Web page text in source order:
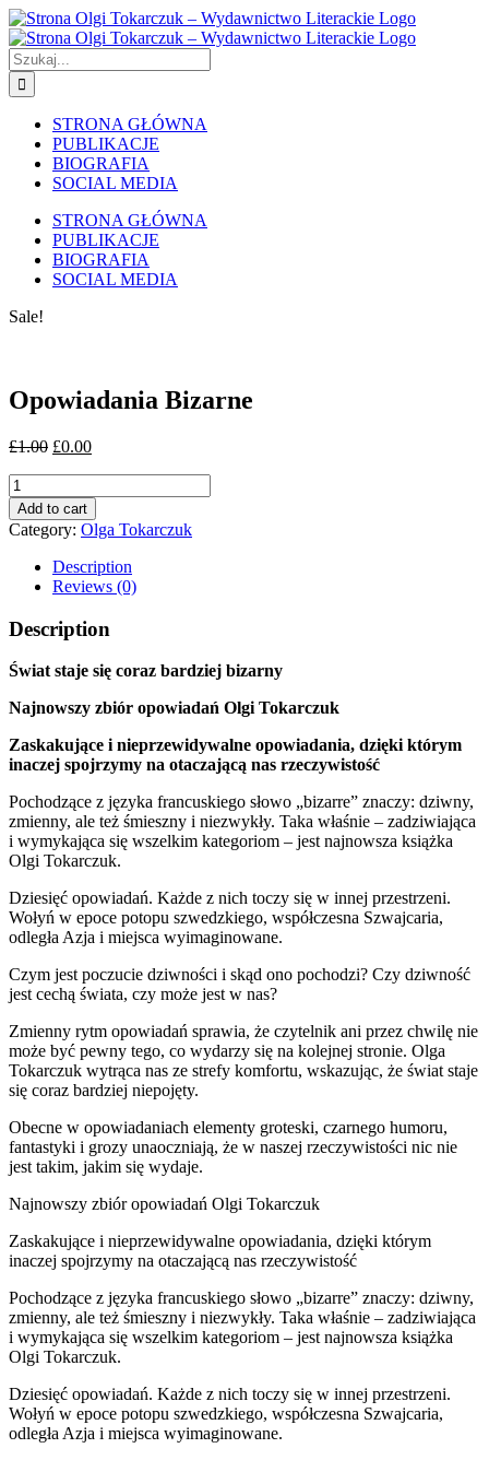
Skip
to
content
Szukaj
STRONA GŁÓWNA
PUBLIKACJE
BIOGRAFIA
SOCIAL MEDIA
STRONA GŁÓWNA
PUBLIKACJE
BIOGRAFIA
SOCIAL MEDIA
Sale!
Opowiadania Bizarne
£1.00 £0.00
Opowiadania
Bizarne
quantity
Add to cart
Category: Olga Tokarczuk
Description
Reviews (0)
Description
Świat staje się coraz bardziej bizarny
Najnowszy zbiór opowiadań Olgi Tokarczuk
Zaskakujące i nieprzewidywalne opowiadania, dzięki którym
inaczej spojrzymy na otaczającą nas rzeczywistość
Pochodzące z języka francuskiego słowo „bizarre” znaczy: dziwny,
zmienny, ale też śmieszny i niezwykły. Taka właśnie – zadziwiająca
i wymykająca się wszelkim kategoriom – jest najnowsza książka
Olgi Tokarczuk.
Dziesięć opowiadań. Każde z nich toczy się w innej przestrzeni.
Wołyń w epoce potopu szwedzkiego, współczesna Szwajcaria,
odległa Azja i miejsca wyimaginowane.
Czym jest poczucie dziwności i skąd ono pochodzi? Czy dziwność
jest cechą świata, czy może jest w nas?
Zmienny rytm opowiadań sprawia, że czytelnik ani przez chwilę nie
może być pewny tego, co wydarzy się na kolejnej stronie. Olga
Tokarczuk wytrąca nas ze strefy komfortu, wskazując, że świat staje
się coraz bardziej niepojęty.
Obecne w opowiadaniach elementy groteski, czarnego humoru,
fantastyki i grozy unaoczniają, że w naszej rzeczywistości nic nie
jest takim, jakim się wydaje.
Najnowszy zbiór opowiadań Olgi Tokarczuk
Zaskakujące i nieprzewidywalne opowiadania, dzięki którym
inaczej spojrzymy na otaczającą nas rzeczywistość
Pochodzące z języka francuskiego słowo „bizarre” znaczy: dziwny,
zmienny, ale też śmieszny i niezwykły. Taka właśnie – zadziwiająca
i wymykająca się wszelkim kategoriom – jest najnowsza książka
Olgi Tokarczuk.
Dziesięć opowiadań. Każde z nich toczy się w innej przestrzeni.
Wołyń w epoce potopu szwedzkiego, współczesna Szwajcaria,
odległa Azja i miejsca wyimaginowane.